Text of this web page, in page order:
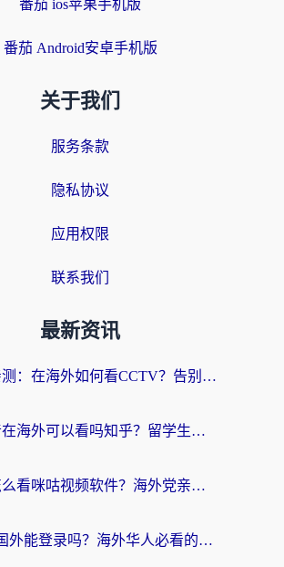
番茄 ios苹果手机版
番茄 Android安卓手机版
关于我们
服务条款
隐私协议
应用权限
联系我们
最新资讯
海外党亲测：在海外如何看CCTV？告别“仅限大陆播放”的实用指南
央视影音在海外可以看吗知乎？留学生亲测：3步解决地域限制+追剧自由
在国外怎么看咪咕视频软件？海外党亲测有效的回国加速方案
12123在国外能登录吗？海外华人必看的回国加速实用指南